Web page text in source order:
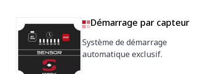
Démarrage par capteur
Système de démarrage
automatique exclusif.